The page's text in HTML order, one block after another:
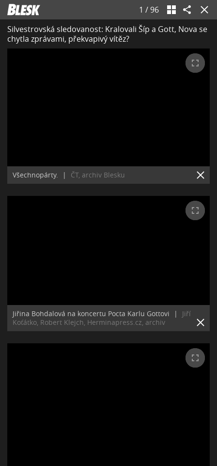
1 / 96
Silvestrovská sledovanost: Kralovali Šíp a Gott, Nova se
chytla zprávami, překvapivý vítěz?
Všechnopárty. | ČT, archiv Blesku
Jiřina Bohdalová na koncertu Pocta Karlu Gottovi |
Jiří
Koťátko, Robert Klejch, Herminapress.cz, archiv